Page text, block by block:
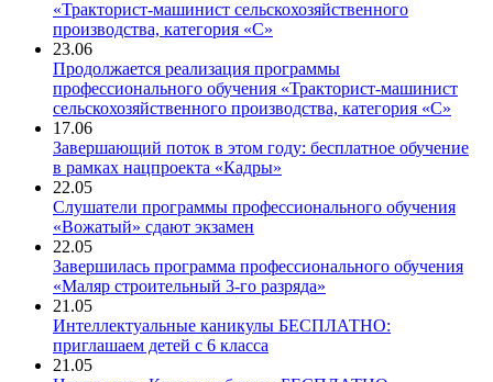
«Тракторист-машинист сельскохозяйственного
производства, категория «С»
23.06
Продолжается реализация программы
профессионального обучения «Тракторист-машинист
сельскохозяйственного производства, категория «С»
17.06
Завершающий поток в этом году: бесплатное обучение
в рамках нацпроекта «Кадры»
22.05
Слушатели программы профессионального обучения
«Вожатый» сдают экзамен
22.05
Завершилась программа профессионального обучения
«Маляр строительный 3-го разряда»
21.05
Интеллектуальные каникулы БЕСПЛАТНО:
приглашаем детей с 6 класса
21.05